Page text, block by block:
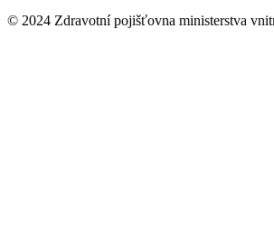
© 2024 Zdravotní pojišťovna ministerstva